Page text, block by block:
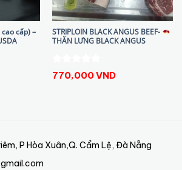
cấp) –
STRIPLOIN BLACK ANGUS BEEF-
THĂN LƯNG BLACK ANGUS
Được xếp
hạng 5.00
770,000VND
P Hòa Xuân,Q. Cẩm Lệ, Đà Nẵng